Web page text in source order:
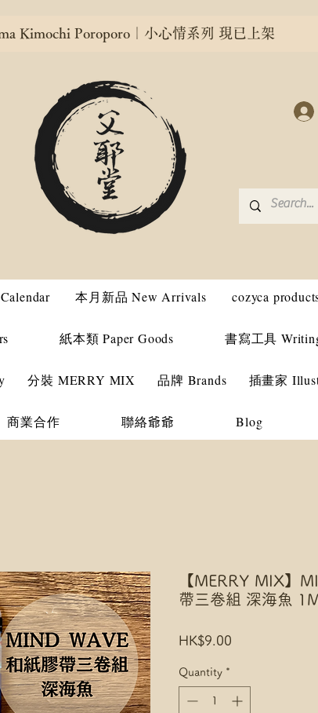
Kimochi Poroporo｜小心情系列 現已上架
本月新品 New Arrivals cozyca
紙本類 Paper Goods 書寫工具
分裝 MERRY MIX 品牌 Brands 插畫家
商業合作 聯絡爺爺 Blog
【MERRY MIX】
帶三卷組 深海魚
HK$9.00
Quantity *